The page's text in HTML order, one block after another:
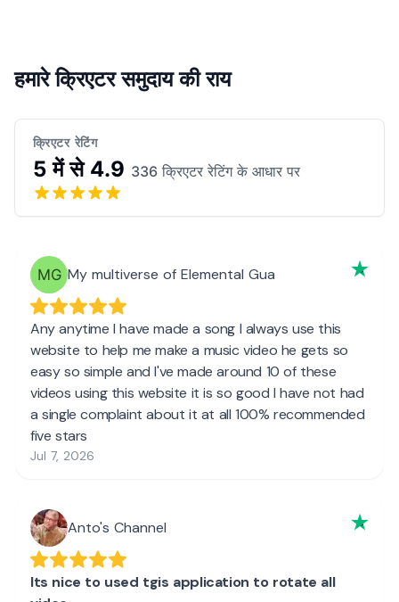
हमारे क्रिएटर समुदाय की राय
क्रिएटर रेटिंग
5 में से 4.9 336 क्रिएटर रेटिंग के आधार पर